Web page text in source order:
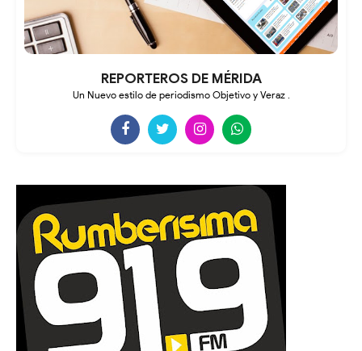
REPORTEROS DE MÉRIDA
Un Nuevo estilo de periodismo Objetivo y Veraz .